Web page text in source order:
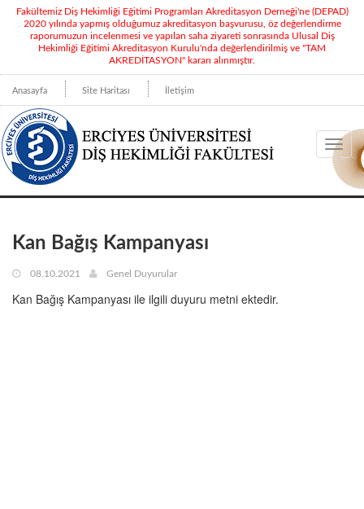
Fakültemiz Diş Hekimliği Eğitimi Programları Akreditasyon Derneği'ne (DEPAD)
2020 yılında yapmış olduğumuz akreditasyon başvurusu, öz değerlendirme
raporumuzun incelenmesi ve yapılan saha ziyareti sonrasında Ulusal Diş
Hekimliği Eğitimi Akreditasyon Kurulu'nda değerlendirilmiş ve "TAM
AKREDİTASYON" kararı alınmıştır.
Anasayfa Site Haritası İletişim
Kan Bağış Kampanyası
08.10.2021 Genel Duyurular
Kan Bağış Kampanyası ile ilgili duyuru metni ektedir.